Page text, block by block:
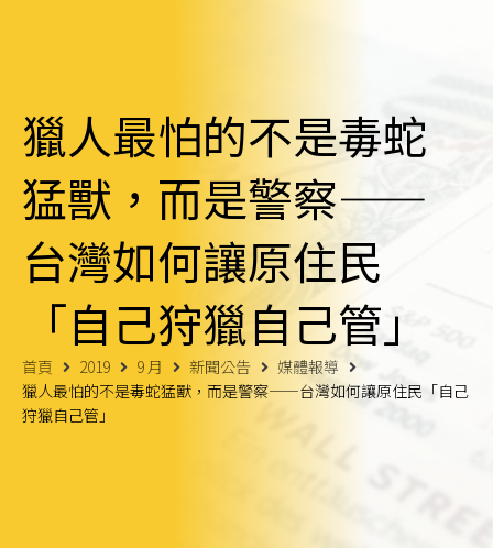
獵人最怕的不是毒蛇
猛獸，而是警察——
台灣如何讓原住民
「自己狩獵自己管」
首頁 2019 9 月 新聞公告
媒體報導
獵人最怕的不是毒蛇猛獸，而是警察——台灣如何讓原住民「自己
狩獵自己管」